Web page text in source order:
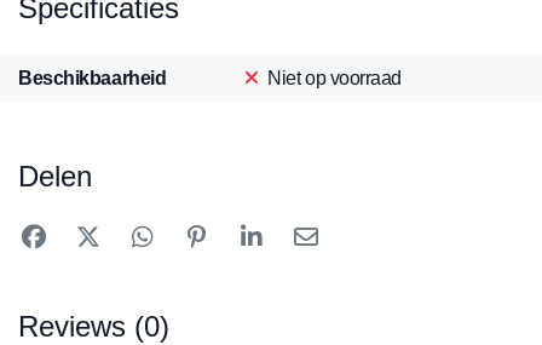
Specificaties
Beschikbaarheid Niet op voorraad
Delen
Reviews (0)